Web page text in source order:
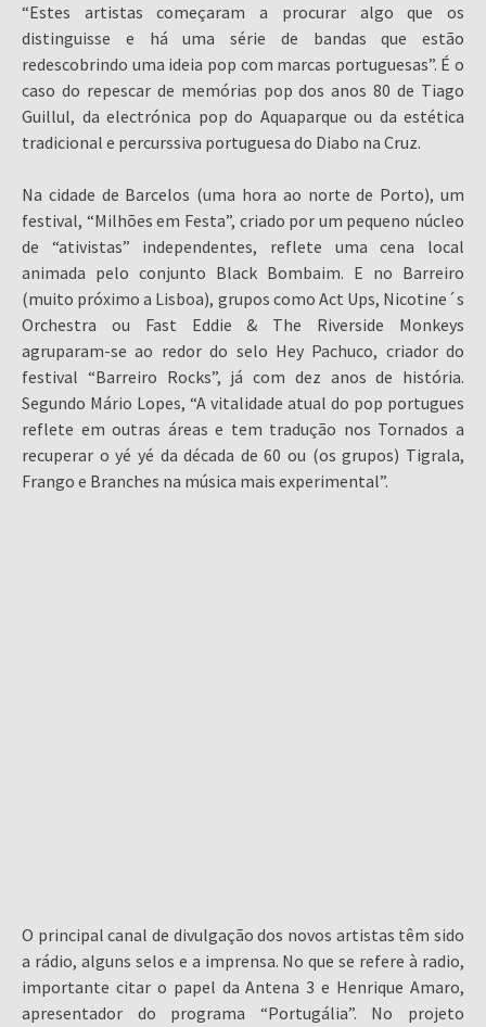
“Estes artistas começaram a procurar algo que os
distinguisse e há uma série de bandas que estão
redescobrindo uma ideia pop com marcas portuguesas”. É o
caso do repescar de memórias pop dos anos 80 de Tiago
Guillul, da electrónica pop do Aquaparque ou da estética
tradicional e percurssiva portuguesa do Diabo na Cruz.
Na cidade de Barcelos (uma hora ao norte de Porto), um
festival, “Milhões em Festa”, criado por um pequeno núcleo
de “ativistas” independentes, reflete uma cena local
animada pelo conjunto Black Bombaim. E no Barreiro
(muito próximo a Lisboa), grupos como Act Ups, Nicotine´s
Orchestra ou Fast Eddie & The Riverside Monkeys
agruparam-se ao redor do selo Hey Pachuco, criador do
festival “Barreiro Rocks”, já com dez anos de história.
Segundo Mário Lopes, “A vitalidade atual do pop portugues
reflete em outras áreas e tem tradução nos Tornados a
recuperar o yé yé da década de 60 ou (os grupos) Tigrala,
Frango e Branches na música mais experimental”.
O principal canal de divulgação dos novos artistas têm sido
a rádio, alguns selos e a imprensa. No que se refere à radio,
importante citar o papel da Antena 3 e Henrique Amaro,
apresentador do programa “Portugália”. No projeto